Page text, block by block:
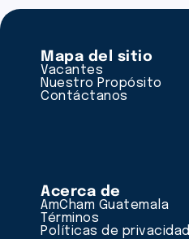
Mapa del sitio
Vacantes
Nuestro Propósito
Contáctanos
Acerca de
AmCham Guatemala
Términos
Políticas de privacidad